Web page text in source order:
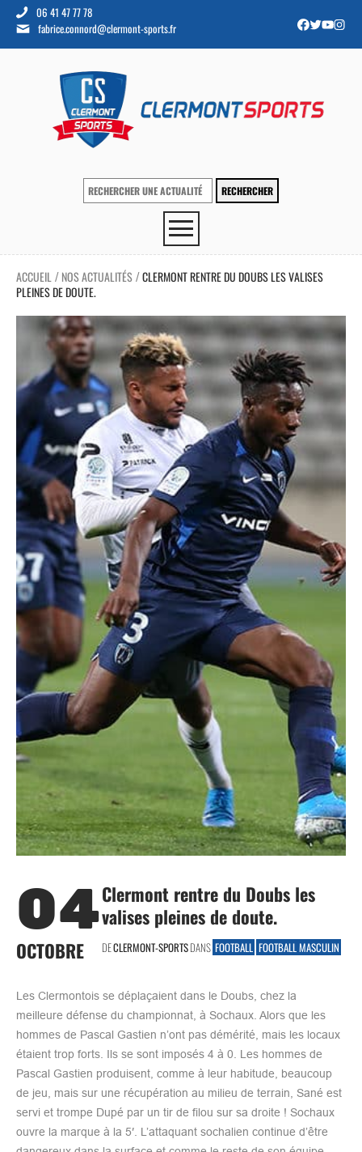
06 41 47 77 78
fabrice.connord@clermont-sports.fr
ACCUEIL / NOS ACTUALITÉS /CLERMONT RENTRE DU DOUBS LES VALISES
PLEINES DE DOUTE.
04
OCTOBRE
Clermont rentre du Doubs les
valises pleines de doute.
DECLERMONT-SPORTSDANS FOOTBALL FOOTBALL MASCULIN
Les Clermontois se déplaçaient dans le Doubs, chez la
meilleure défense du championnat, à Sochaux. Alors que les
hommes de Pascal Gastien n’ont pas démérité, mais les locaux
étaient trop forts. Ils se sont imposés 4 à 0. Les hommes de
Pascal Gastien produisent, comme à leur habitude, beaucoup
de jeu, mais sur une récupération au milieu de terrain, Sané est
servi et trompe Dupé par un tir de filou sur sa droite ! Sochaux
ouvre la marque à la 5′. L’attaquant sochalien continue d’être